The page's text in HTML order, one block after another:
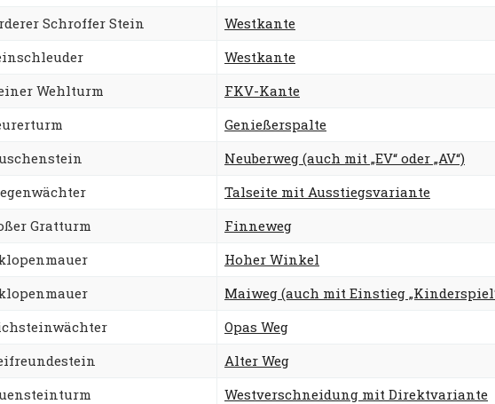
Schroffer Stein
Westkante
Westkante
Wehlturm
FKV-Kante
Genießerspalte
Neuberweg (auch mit „EV“ oder „AV“)
Talseite mit Ausstiegsvariante
Gratturm
Finneweg
Hoher Winkel
Maiweg (auch mit Einstieg
Opas Weg
Alter Weg
Westverschneidung mit Direktvariante